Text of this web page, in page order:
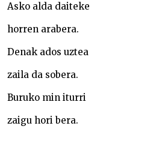
Asko alda daiteke
horren arabera.
Denak ados uztea
zaila da sobera.
Buruko min iturri
zaigu hori bera.